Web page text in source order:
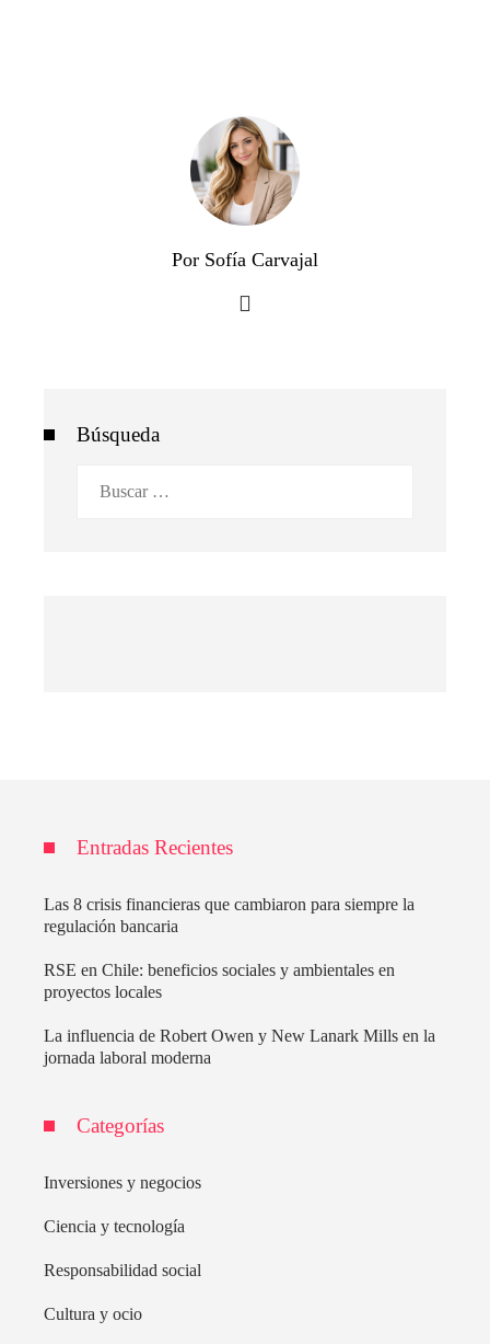
Por Sofía Carvajal
Búsqueda
Entradas Recientes
Las 8 crisis financieras que cambiaron para siempre la
regulación bancaria
RSE en Chile: beneficios sociales y ambientales en
proyectos locales
La influencia de Robert Owen y New Lanark Mills en la
jornada laboral moderna
Categorías
Inversiones y negocios
Ciencia y tecnología
Responsabilidad social
Cultura y ocio